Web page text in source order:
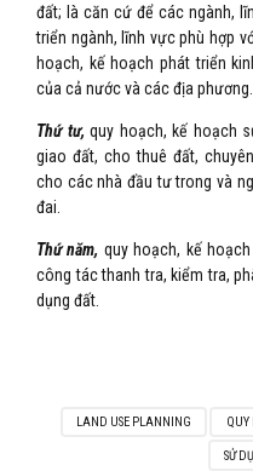
đất; là căn cứ để các ngành,
triển ngành, lĩnh vực phù hợp
hoạch, kế hoạch phát triển
của cả nước và các địa phương.
Thứ tư, quy hoạch, kế hoạch
giao đất, cho thuê đất,
cho các nhà đầu tư trong và
đai.
Thứ năm, quy hoạch, kế
công tác thanh tra, kiểm tra,
dụng đất.
LAND USE PLANNING QUY
SỬ